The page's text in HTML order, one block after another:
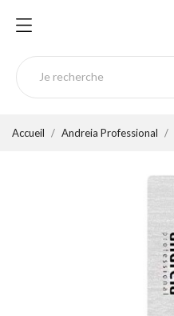
Accueil Andreia Professional